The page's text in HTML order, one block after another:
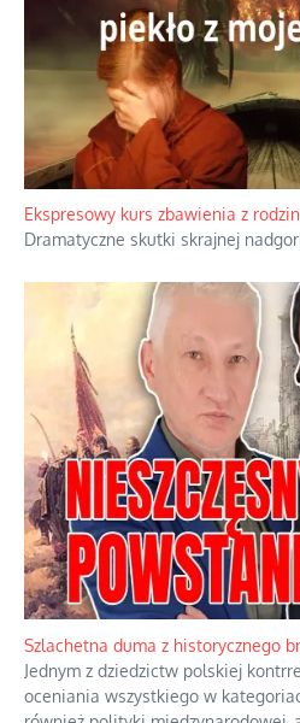
Ekspresowy kurs zbawienia z
Dramatyczne skutki skrajnej
Szlachetna duma z historycznego
Jednym z dziedzictw polskiej
oceniania wszystkiego w